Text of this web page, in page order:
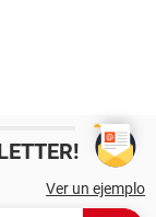
Ver un ejemplo